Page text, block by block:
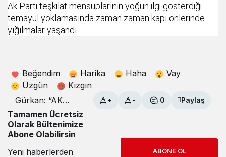
Ak Parti teşkilat mensuplarının yoğun ilgi gösterdiği
temayül yoklamasında zaman zaman kapı önlerinde
yığılmalar yaşandı.
Beğendim Harika Haha
Vay
Üzgün
Kızgın
Gürkan: “AK
Parti’ye olan
teveccüh
artıyor”
+ - 0 Paylaş
Tamamen Ücretsiz
Olarak Bültenimize
Abone Olabilirsin
Yeni haberlerden
ABONE OL